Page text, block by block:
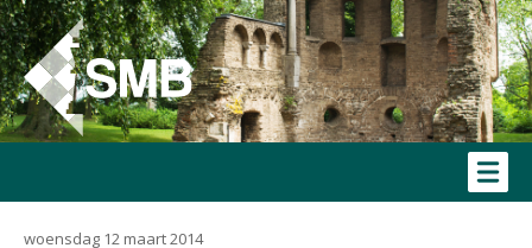
woensdag 12 maart 2014